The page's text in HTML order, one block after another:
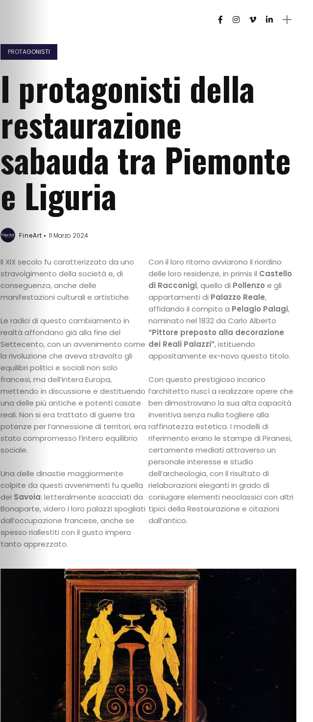
PROTAGONISTI
I protagonisti della
restaurazione
sabauda tra Piemonte
e Liguria
FineArt 11 Marzo 2024
Il XIX secolo fu caratterizzato da uno
stravolgimento della società e, di
conseguenza, anche delle
manifestazioni culturali e artistiche.
Le radici di questo cambiamento in
realtà affondano già alla fine del
Settecento, con un avvenimento come
la rivoluzione che aveva stravolto gli
equilibri politici e sociali non solo
francesi, ma dell’intera Europa,
mettendo in discussione e destituendo
una delle più antiche e potenti casate
reali. Non si era trattato di guerre tra
potenze per l’annessione di territori, era
stato compromesso l’intero equilibrio
sociale.
Una delle dinastie maggiormente
colpite da questi avvenimenti fu quella
dei Savoia: letteralmente scacciati da
Bonaparte, videro i loro palazzi spogliati
dall’occupazione francese, anche se
spesso riallestiti con il gusto impero
tanto apprezzato.
Con il loro ritorno avviarono il riordino
delle loro residenze, in primis il Castello
di Racconigi, quello di Pollenzo e gli
appartamenti di Palazzo Reale,
affidando il compito a Pelagio Palagi,
nominato nel 1832 da Carlo Alberto
“Pittore preposto alla decorazione
dei Reali Palazzi”, istituendo
appositamente ex-novo questo titolo.
Con questo prestigioso incarico
l’architetto riuscì a realizzare opere che
ben dimostravano la sua alta capacità
inventiva senza nulla togliere alla
raffinatezza estetica. I modelli di
riferimento erano le stampe di Piranesi,
certamente mediati attraverso un
personale interesse e studio
dell’archeologia, con il risultato di
rielaborazioni eleganti in grado di
coniugare elementi neoclassici con altri
tipici della Restaurazione e citazioni
dall’antico.